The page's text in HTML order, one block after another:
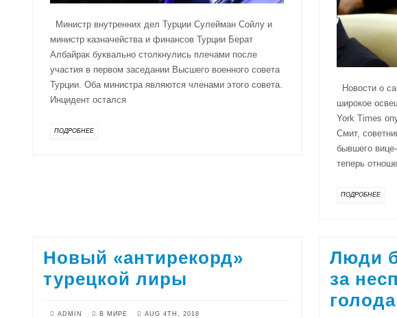
Министр внутренних дел Турции Сулейман Сойлу и
министр казначейства и финансов Турции Берат
Албайрак буквально столкнулись плечами после
участия в первом заседании Высшего военного совета
Турции. Оба министра являются членами этого совета.
Инцидент остался
ПОДРОБНЕЕ
Новости о
широкое
York Times
Смит,
бывшего
теперь
ПОДРОБНЕЕ
Новый «антирекорд»
турецкой лиры
ADMIN В МИРЕ AUG 4TH, 2018
Люди
за
голода